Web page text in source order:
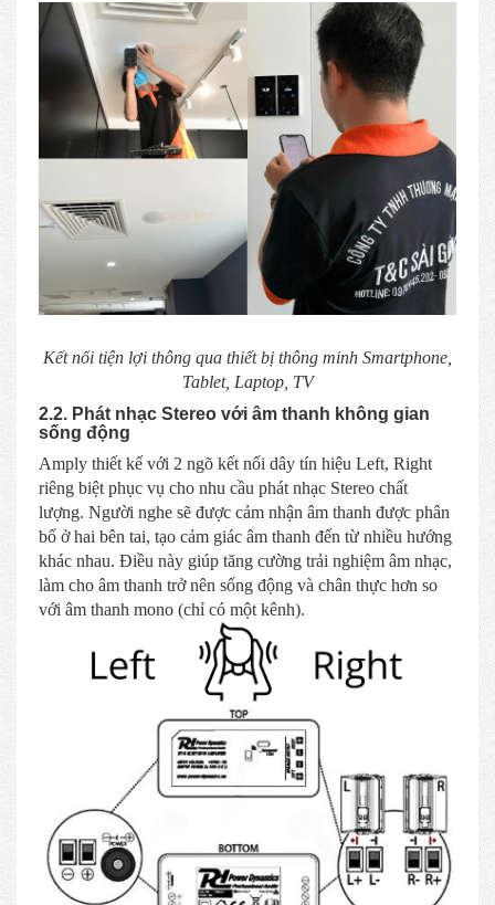
Kết nối tiện lợi thông qua thiết bị thông minh Smartphone,
Tablet, Laptop, TV
2.2. Phát nhạc Stereo với âm thanh không gian
sống động
Amply thiết kế với 2 ngõ kết nối dây tín hiệu Left, Right
riêng biệt phục vụ cho nhu cầu phát nhạc Stereo chất
lượng. Người nghe sẽ được cảm nhận âm thanh được phân
bố ở hai bên tai, tạo cảm giác âm thanh đến từ nhiều hướng
khác nhau. Điều này giúp tăng cường trải nghiệm âm nhạc,
làm cho âm thanh trở nên sống động và chân thực hơn so
với âm thanh mono (chỉ có một kênh).